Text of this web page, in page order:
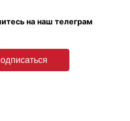
на наш телеграм